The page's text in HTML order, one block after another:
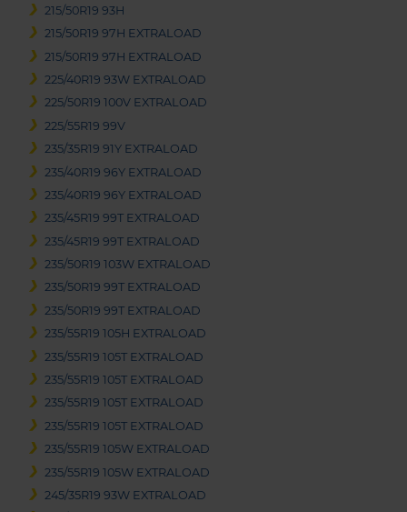
215/50R19 93H
215/50R19 97H EXTRALOAD
215/50R19 97H EXTRALOAD
225/40R19 93W EXTRALOAD
225/50R19 100V EXTRALOAD
225/55R19 99V
235/35R19 91Y EXTRALOAD
235/40R19 96Y EXTRALOAD
235/40R19 96Y EXTRALOAD
235/45R19 99T EXTRALOAD
235/45R19 99T EXTRALOAD
235/50R19 103W EXTRALOAD
235/50R19 99T EXTRALOAD
235/50R19 99T EXTRALOAD
235/55R19 105H EXTRALOAD
235/55R19 105T EXTRALOAD
235/55R19 105T EXTRALOAD
235/55R19 105T EXTRALOAD
235/55R19 105T EXTRALOAD
235/55R19 105W EXTRALOAD
235/55R19 105W EXTRALOAD
245/35R19 93W EXTRALOAD